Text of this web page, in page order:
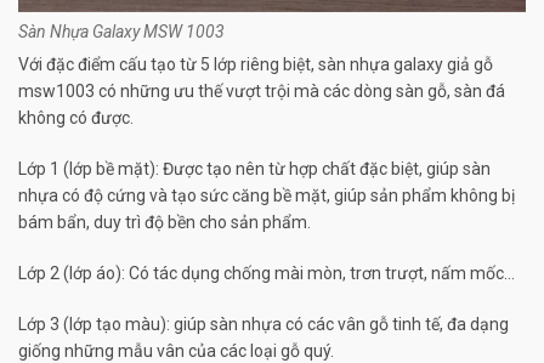
Sàn Nhựa Galaxy MSW 1003
Với đặc điểm cấu tạo từ 5 lớp riêng biệt, sàn nhựa galaxy giả gỗ
msw1003 có những ưu thế vượt trội mà các dòng sàn gỗ, sàn đá
không có được.
Lớp 1 (lớp bề mặt): Được tạo nên từ hợp chất đặc biệt, giúp sàn
nhựa có độ cứng và tạo sức căng bề mặt, giúp sản phẩm không bị
bám bẩn, duy trì độ bền cho sản phẩm.
Lớp 2 (lớp áo): Có tác dụng chống mài mòn, trơn trượt, nấm mốc…
Lớp 3 (lớp tạo màu): giúp sàn nhựa có các vân gỗ tinh tế, đa dạng
giống những mẫu vân của các loại gỗ quý.